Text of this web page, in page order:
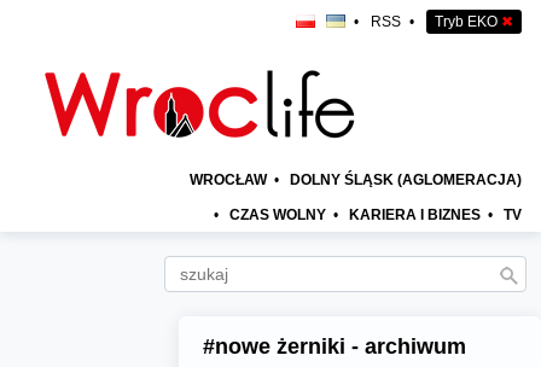
• RSS • Tryb EKO ✖
WROCŁAW • DOLNY ŚLĄSK (AGLOMERACJA)
• CZAS WOLNY • KARIERA I BIZNES • TV
#nowe żerniki - archiwum